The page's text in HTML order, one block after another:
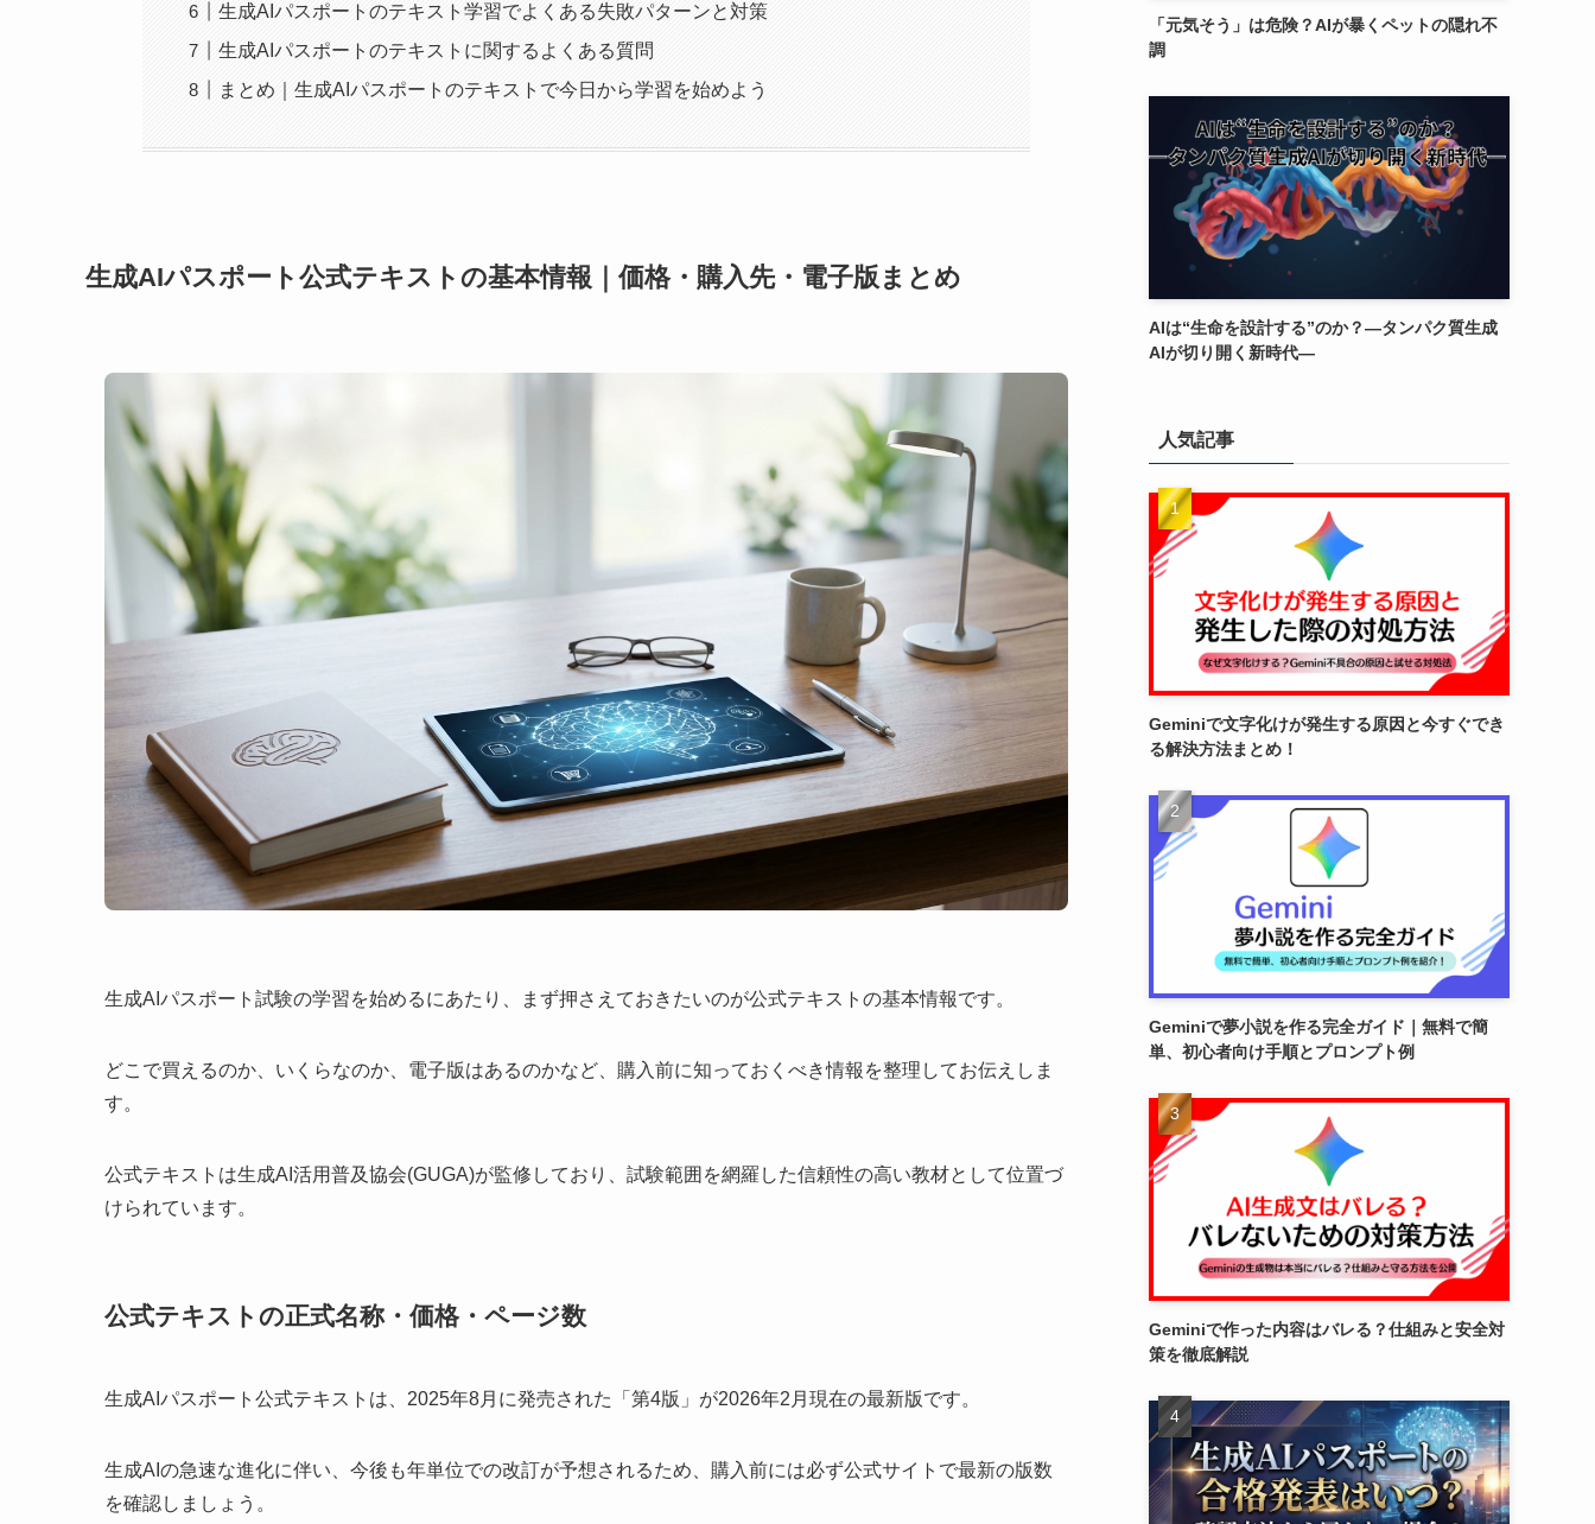
生成AIパスポートのテキスト学習でよくある失敗パターンと対策
生成AIパスポートのテキストに関するよくある質問
まとめ｜生成AIパスポートのテキストで今日から学習を始めよう
生成AIパスポート公式テキストの基本情報｜価格・購入先・電子版まとめ
生成AIパスポート試験の学習を始めるにあたり、まず押さえておきたいのが公式テキストの基本情報です。
どこで買えるのか、いくらなのか、電子版はあるのかなど、購入前に知っておくべき情報を整理してお伝えしま
す。
公式テキストは生成AI活用普及協会(GUGA)が監修しており、試験範囲を網羅した信頼性の高い教材として位置づ
けられています。
公式テキストの正式名称・価格・ページ数
生成AIパスポート公式テキストは、2025年8月に発売された「第4版」が2026年2月現在の最新版です。
生成AIの急速な進化に伴い、今後も年単位での改訂が予想されるため、購入前には必ず公式サイトで最新の版数
を確認しましょう。
「元気そう」は危険？AIが暴くペットの隠れ不
調
AIは“生命を設計する”のか？―タンパク質生成
AIが切り開く新時代―
人気記事
Geminiで文字化けが発生する原因と今すぐでき
る解決方法まとめ！
Geminiで夢小説を作る完全ガイド｜無料で簡
単、初心者向け手順とプロンプト例
Geminiで作った内容はバレる？仕組みと安全対
策を徹底解説